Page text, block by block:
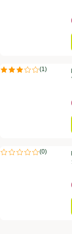
PEACE FIT(ピースフ
(1)
評価は1件のレビュー
PEACE FIT(ピースフ
(0)
評価は0件のレビュー